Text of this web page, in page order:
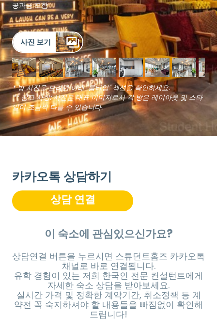
공과금 포함
사진 보기
* 방 사진을 보려면 아래 "룸타입" 섹션을 확인하세요.
** 참고 사항: 사진은 대표 이미지로서 각 방은 레이아웃 및 스타
일이 조금씩 다를 수 있습니다.
카카오톡 상담하기
상담 연결
이 숙소에 관심있으신가요?
상담연결 버튼을 누르시면 스튜던트홈즈 카카오톡
채널로 바로 연결됩니다.
유학 경험이 있는 저희 한국인 전문 컨설턴트에게
자세한 숙소 상담을 받아보세요.
실시간 가격 및 정확한 계약기간, 취소정책 등 계
약전 꼭 숙지하셔야 할 내용들을 빠짐없이 확인해
드립니다!